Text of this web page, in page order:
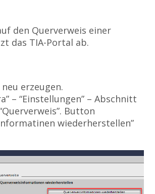
den Querverweis einer
das TIA-Portal ab.
erzeugen.
– “Einstellungen” – Abschnitt
Button
wiederherstellen”